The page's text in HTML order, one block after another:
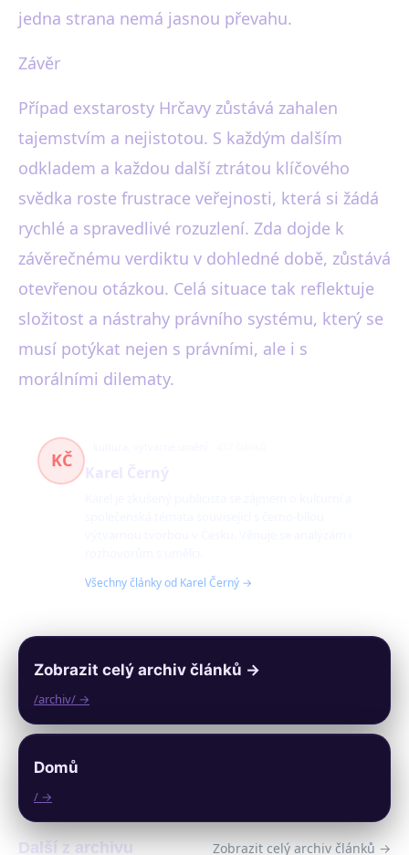
jedna strana nemá jasnou převahu.
Závěr
Případ exstarosty Hrčavy zůstává zahalen
tajemstvím a nejistotou. S každým dalším
odkladem a každou další ztrátou klíčového
svědka roste frustrace veřejnosti, která si žádá
rychlé a spravedlivé rozuzlení. Zda dojde k
závěrečnému verdiktu v dohledné době, zůstává
otevřenou otázkou. Celá situace tak reflektuje
složitost a nástrahy právního systému, který se
musí potýkat nejen s právními, ale i s
morálními dilematy.
KČ
Všechny články od Karel Černý →
Zobrazit celý archiv článků →
/archiv/ →
Domů
/ →
Další z archivu Zobrazit celý archiv článků →